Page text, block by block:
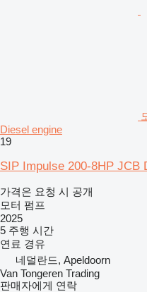
Diesel engine
19
SIP Impulse 200-8HP JCB
가격은 요청 시 공개
모터 펌프
2025
5 주행 시간
연료 경유
네덜란드, Apeldoorn
Van Tongeren Trading
판매자에게 연락